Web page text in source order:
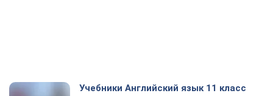
Учебники Английский язык 11 класс